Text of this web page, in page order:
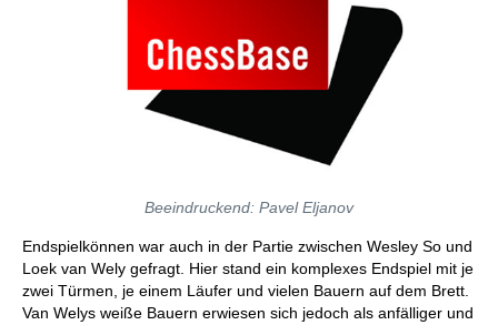
Beeindruckend: Pavel Eljanov
Endspielkönnen war auch in der Partie zwischen Wesley So und
Loek van Wely gefragt. Hier stand ein komplexes Endspiel mit je
zwei Türmen, je einem Läufer und vielen Bauern auf dem Brett.
Van Welys weiße Bauern erwiesen sich jedoch als anfälliger und